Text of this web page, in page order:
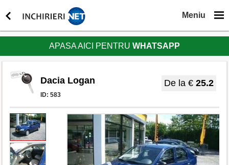
Meniu
APASA AICI PENTRUWHATSAPP
Dacia Logan
ID: 583
De la € 25.2